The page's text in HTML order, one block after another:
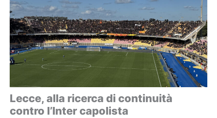
Lecce, alla ricerca di continuità
contro l’Inter capolista